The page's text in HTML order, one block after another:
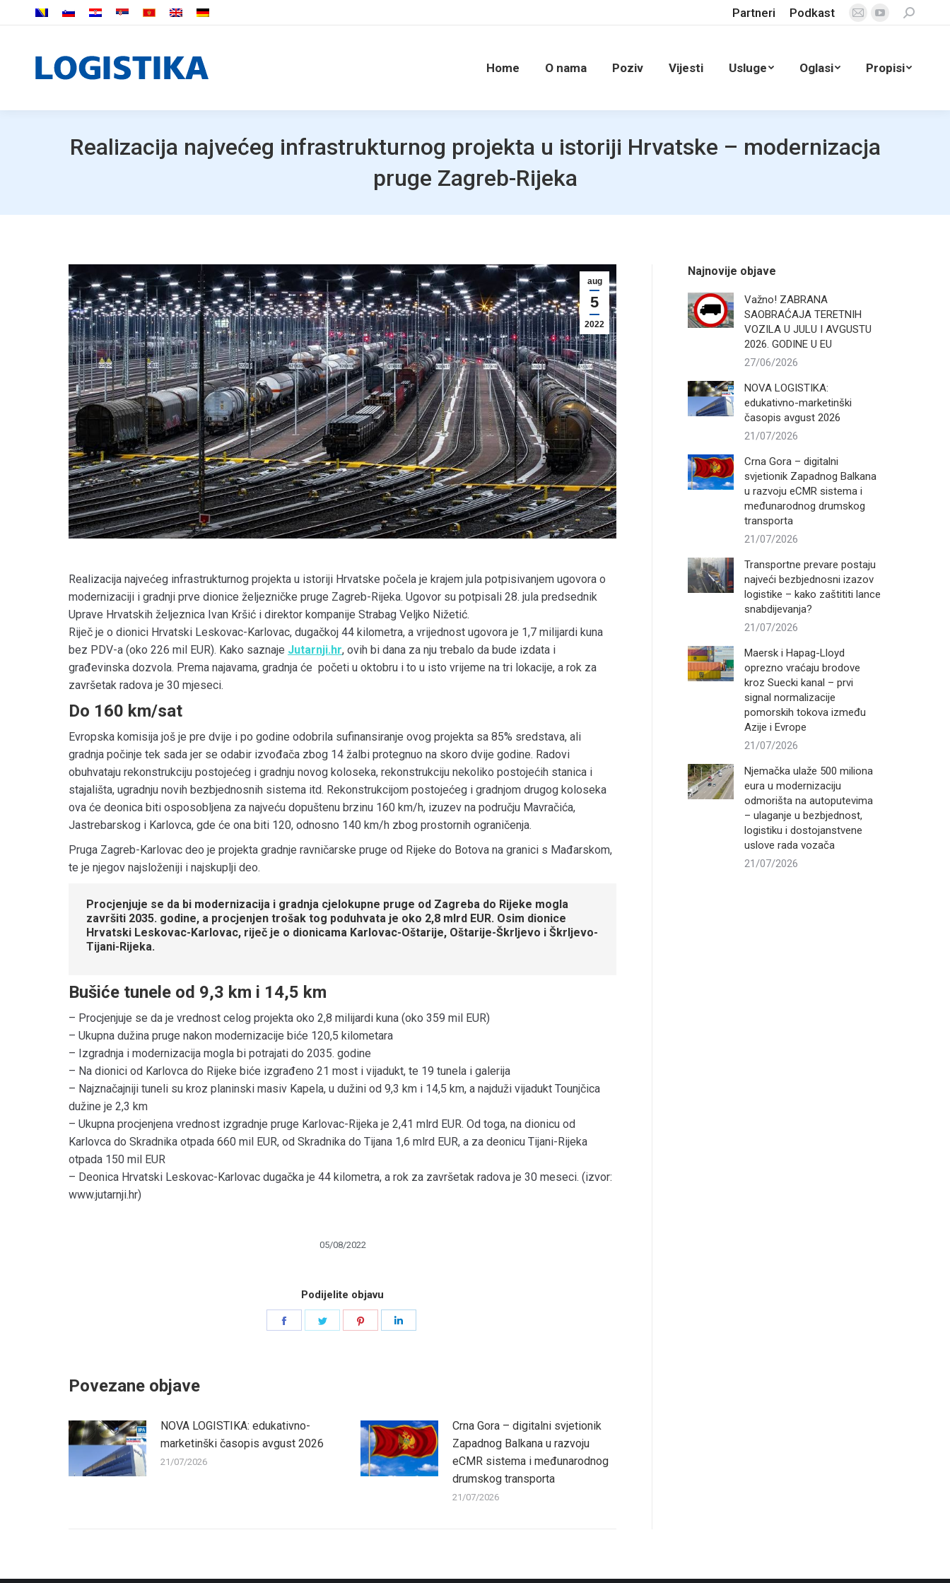
Partneri Podkast
Mail
window
YouTube
in
window
Search:
Home O nama Poziv Vijesti Usluge Oglasi Propisi
Realizacija najvećeg infrastrukturnog projekta u istoriji Hrvatske – modernizacja
pruge Zagreb-Rijeka
aug
5
2022
Realizacija najvećeg infrastrukturnog projekta u istoriji Hrvatske počela je krajem jula potpisivanjem ugovora o
modernizaciji i gradnji prve dionice željezničke pruge Zagreb-Rijeka. Ugovor su potpisali 28. jula predsednik
Uprave Hrvatskih željeznica Ivan Kršić i direktor kompanije Strabag Veljko Nižetić.
Riječ je o dionici Hrvatski Leskovac-Karlovac, dugačkoj 44 kilometra, a vrijednost ugovora je 1,7 milijardi kuna
bez PDV-a (oko 226 mil EUR). Kako saznaje Jutarnji.hr, ovih bi dana za nju trebalo da bude izdata i
građevinska dozvola. Prema najavama, gradnja će početi u oktobru i to u isto vrijeme na tri lokacije, a rok za
završetak radova je 30 mjeseci.
Do 160 km/sat
Evropska komisija još je pre dvije i po godine odobrila sufinansiranje ovog projekta sa 85% sredstava, ali
gradnja počinje tek sada jer se odabir izvođača zbog 14 žalbi protegnuo na skoro dvije godine. Radovi
obuhvataju rekonstrukciju postojećeg i gradnju novog koloseka, rekonstrukciju nekoliko postojećih stanica i
stajališta, ugradnju novih bezbjednosnih sistema itd. Rekonstrukcijom postojećeg i gradnjom drugog koloseka
ova će deonica biti osposobljena za najveću dopuštenu brzinu 160 km/h, izuzev na području Mavračića,
Jastrebarskog i Karlovca, gde će ona biti 120, odnosno 140 km/h zbog prostornih ograničenja.
Pruga Zagreb-Karlovac deo je projekta gradnje ravničarske pruge od Rijeke do Botova na granici s Mađarskom,
te je njegov najsloženiji i najskuplji deo.
Procjenjuje se da bi modernizacija i gradnja cjelokupne pruge od Zagreba do Rijeke mogla
završiti 2035. godine, a procjenjen trošak tog poduhvata je oko 2,8 mlrd EUR. Osim dionice
Hrvatski Leskovac-Karlovac, riječ je o dionicama Karlovac-Oštarije, Oštarije-Škrljevo i Škrljevo-
Tijani-Rijeka.
Bušiće tunele od 9,3 km i 14,5 km
– Procjenjuje se da je vrednost celog projekta oko 2,8 milijardi kuna (oko 359 mil EUR)
– Ukupna dužina pruge nakon modernizacije biće 120,5 kilometara
– Izgradnja i modernizacija mogla bi potrajati do 2035. godine
– Na dionici od Karlovca do Rijeke biće izgrađeno 21 most i vijadukt, te 19 tunela i galerija
– Najznačajniji tuneli su kroz planinski masiv Kapela, u dužini od 9,3 km i 14,5 km, a najduži vijadukt Tounjčica
dužine je 2,3 km
– Ukupna procjenjena vrednost izgradnje pruge Karlovac-Rijeka je 2,41 mlrd EUR. Od toga, na dionicu od
Karlovca do Skradnika otpada 660 mil EUR, od Skradnika do Tijana 1,6 mlrd EUR, a za deonicu Tijani-Rijeka
otpada 150 mil EUR
– Deonica Hrvatski Leskovac-Karlovac dugačka je 44 kilometra, a rok za završetak radova je 30 meseci. (izvor:
www.jutarnji.hr)
05/08/2022
Podijelite objavu
Share
Povezane objave
NOVA LOGISTIKA: edukativno-
marketinški časopis avgust 2026
21/07/2026
Crna Gora – digitalni svjetionik
Zapadnog Balkana u razvoju
eCMR sistema i međunarodnog
drumskog transporta
21/07/2026
Najnovije objave
Važno! ZABRANA
SAOBRAĆAJA TERETNIH
VOZILA U JULU I AVGUSTU
2026. GODINE U EU
27/06/2026
NOVA LOGISTIKA:
edukativno-marketinški
časopis avgust 2026
21/07/2026
Crna Gora – digitalni
svjetionik Zapadnog Balkana
u razvoju eCMR sistema i
međunarodnog drumskog
transporta
21/07/2026
Transportne prevare postaju
najveći bezbjednosni izazov
logistike – kako zaštititi lance
snabdijevanja?
21/07/2026
Maersk i Hapag-Lloyd
oprezno vraćaju brodove
kroz Suecki kanal – prvi
signal normalizacije
pomorskih tokova između
Azije i Evrope
21/07/2026
Njemačka ulaže 500 miliona
eura u modernizaciju
odmorišta na autoputevima
– ulaganje u bezbjednost,
logistiku i dostojanstvene
uslove rada vozača
21/07/2026